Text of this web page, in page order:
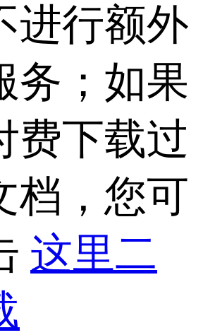
进行额外
务；如果
费下载过
档，您可
这里二